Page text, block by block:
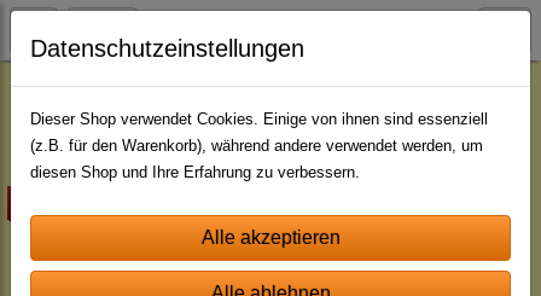
Datenschutzeinstellungen
Dieser Shop verwendet Cookies. Einige von ihnen sind essenziell
(z.B. für den Warenkorb), während andere verwendet werden, um
diesen Shop und Ihre Erfahrung zu verbessern.